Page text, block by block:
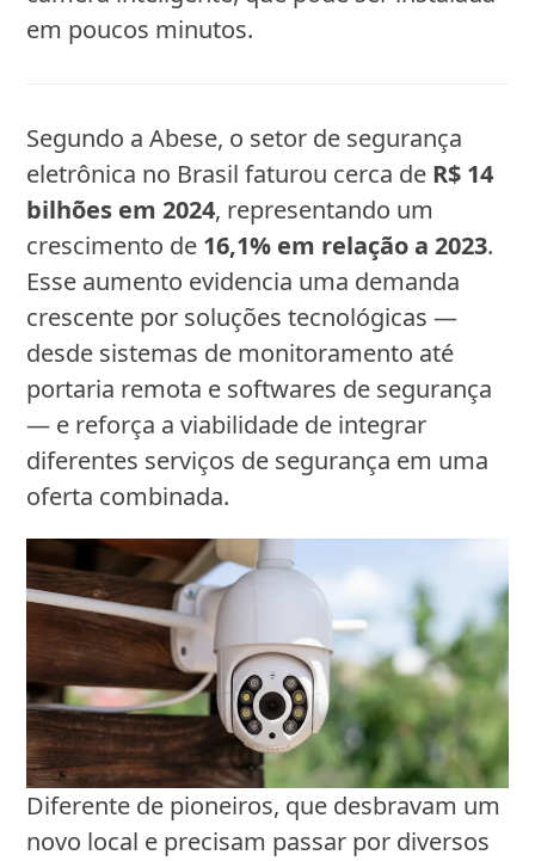
em poucos minutos.
Segundo a Abese, o setor de segurança
eletrônica no Brasil faturou cerca de R$ 14
bilhões em 2024, representando um
crescimento de 16,1% em relação a 2023.
Esse aumento evidencia uma demanda
crescente por soluções tecnológicas —
desde sistemas de monitoramento até
portaria remota e softwares de segurança
— e reforça a viabilidade de integrar
diferentes serviços de segurança em uma
oferta combinada.
Diferente de pioneiros, que desbravam um
novo local e precisam passar por diversos